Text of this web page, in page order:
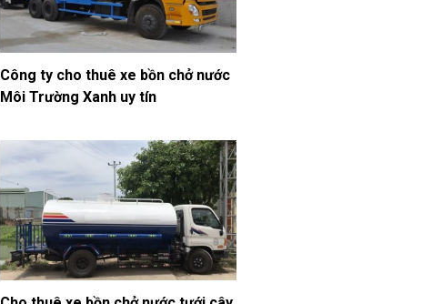
Công ty cho thuê xe bồn chở nước
Môi Trường Xanh uy tín